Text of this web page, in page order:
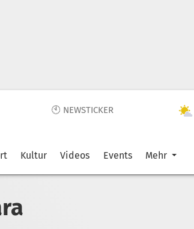
🕙 NEWSTICKER
Kultur Videos Events Mehr